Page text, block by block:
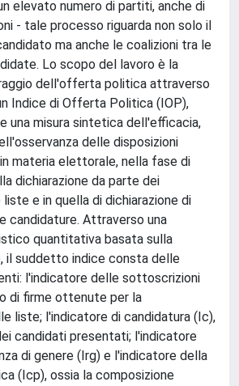
elevato numero di partiti, anche di
- tale processo riguarda non solo il
ma anche le coalizioni tra le
Lo scopo del lavoro è la
dell'offerta politica attraverso
Indice di Offerta Politica (IOP),
una misura sintetica dell'efficacia,
delle disposizioni
materia elettorale, nella fase di
dichiarazione da parte dei
e in quella di dichiarazione di
candidature. Attraverso una
quantitativa basata sulla
il suddetto indice consta delle
l'indicatore delle sottoscrizioni
di firme ottenute per la
liste; l'indicatore di candidatura (Ic),
candidati presentati; l'indicatore
di genere (Irg) e l'indicatore della
(Icp), ossia la composizione